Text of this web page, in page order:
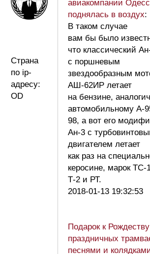
Страна
по ip-
адресу:
OD
авиакомпании
поднялась в воздух:
В таком случае
вам бы было
что классический
с поршневым
звездообразным
АШ-62ИР летает
на бензине,
автомобильному А-
98, а вот его
Ан-3 с
двигателем летает
как раз на
керосине, марок ТС-
Т-2 и РТ.
2018-01-13 19:32:53
Подарок к
праздничных
песнями и